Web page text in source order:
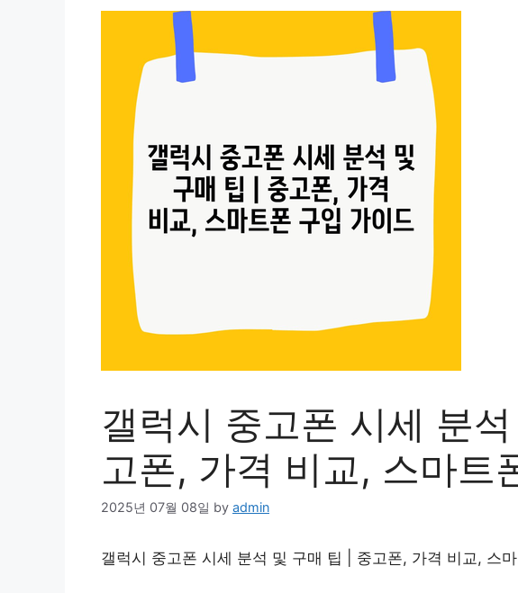
갤럭시 중고폰 시세 분
고폰, 가격 비교, 스마트
2025년 07월 08일 by admin
갤럭시 중고폰 시세 분석 및 구매 팁 | 중고폰, 가격 비교, 스